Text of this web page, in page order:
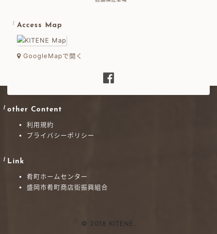
Access Map
GoogleMapで開く
other Content
利用規約
プライバシーポリシー
Link
肴町ホームセンター
盛岡市肴町商店街振興組合
© 2018 KITENE.